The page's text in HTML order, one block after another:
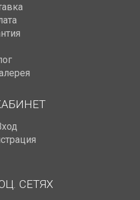
СЕТЯХ